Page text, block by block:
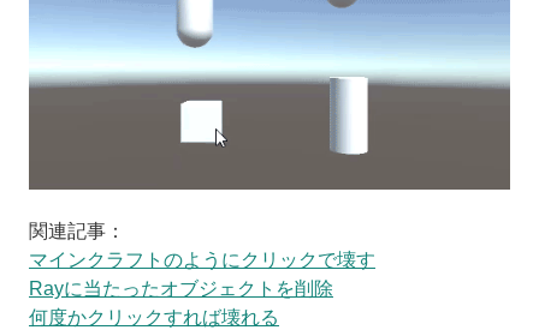
関連記事：
マインクラフトのようにクリックで壊す
Rayに当たったオブジェクトを削除
何度かクリックすれば壊れる